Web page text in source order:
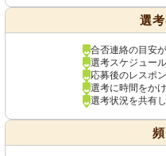
選
合否連絡の目安
選考スケジュー
応募後のレスポ
選考に時間をか
選考状況を共有